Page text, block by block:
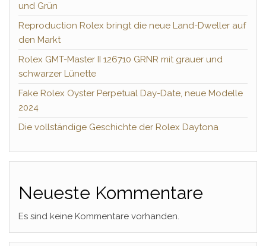
und Grün
Reproduction Rolex bringt die neue Land-Dweller auf
den Markt
Rolex GMT-Master II 126710 GRNR mit grauer und
schwarzer Lünette
Fake Rolex Oyster Perpetual Day-Date, neue Modelle
2024
Die vollständige Geschichte der Rolex Daytona
Neueste Kommentare
Es sind keine Kommentare vorhanden.